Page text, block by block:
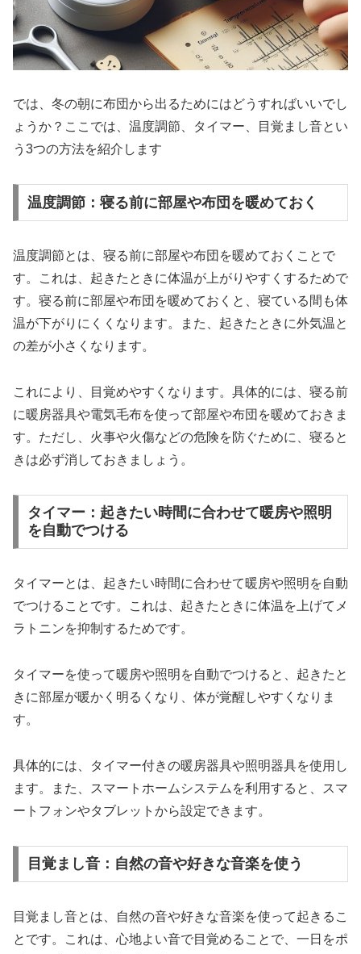
では、冬の朝に布団から出るためにはどうすればいいでし
ょうか？ここでは、温度調節、タイマー、目覚まし音とい
う3つの方法を紹介します
温度調節：寝る前に部屋や布団を暖めておく
温度調節とは、寝る前に部屋や布団を暖めておくことで
す。これは、起きたときに体温が上がりやすくするためで
す。寝る前に部屋や布団を暖めておくと、寝ている間も体
温が下がりにくくなります。また、起きたときに外気温と
の差が小さくなります。
これにより、目覚めやすくなります。具体的には、寝る前
に暖房器具や電気毛布を使って部屋や布団を暖めておきま
す。ただし、火事や火傷などの危険を防ぐために、寝ると
きは必ず消しておきましょう。
タイマー：起きたい時間に合わせて暖房や照明
を自動でつける
タイマーとは、起きたい時間に合わせて暖房や照明を自動
でつけることです。これは、起きたときに体温を上げてメ
ラトニンを抑制するためです。
タイマーを使って暖房や照明を自動でつけると、起きたと
きに部屋が暖かく明るくなり、体が覚醒しやすくなりま
す。
具体的には、タイマー付きの暖房器具や照明器具を使用し
ます。また、スマートホームシステムを利用すると、スマ
ートフォンやタブレットから設定できます。
目覚まし音：自然の音や好きな音楽を使う
目覚まし音とは、自然の音や好きな音楽を使って起きるこ
とです。これは、心地よい音で目覚めることで、一日をポ